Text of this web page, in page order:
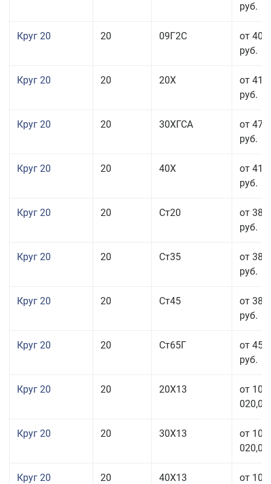
руб.
Круг 20 20 09Г2С
от 40
руб.
Круг 20 20 20Х
от 41
руб.
Круг 20 20 30ХГСА
от 47
руб.
Круг 20 20 40Х
от 41
руб.
Круг 20 20 Ст20
от 38
руб.
Круг 20 20 Ст35
от 38
руб.
Круг 20 20 Ст45
от 38
руб.
Круг 20 20 Ст65Г
от 45
руб.
Круг 20 20 20Х13
от 103
020,00
Круг 20 20 30Х13
от 103
020,00
Круг 20 20 40Х13
от 103